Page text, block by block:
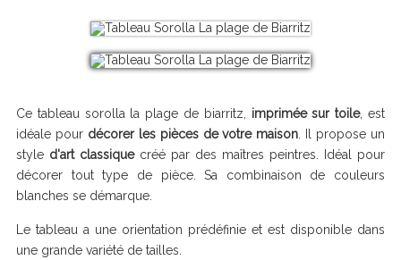
Ce tableau sorolla la plage de biarritz, imprimée sur toile, est
idéale pour décorer les pièces de votre maison . Il propose un
style d'art classiquecréé par des maîtres peintres. Idéal pour
décorer tout type de pièce. Sa combinaison de couleurs
blanches se démarque.
Le tableau a une orientation prédéfinie et est disponible dans
une grande variété de tailles.